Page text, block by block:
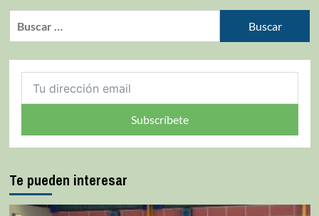
Subscríbete
Te pueden interesar